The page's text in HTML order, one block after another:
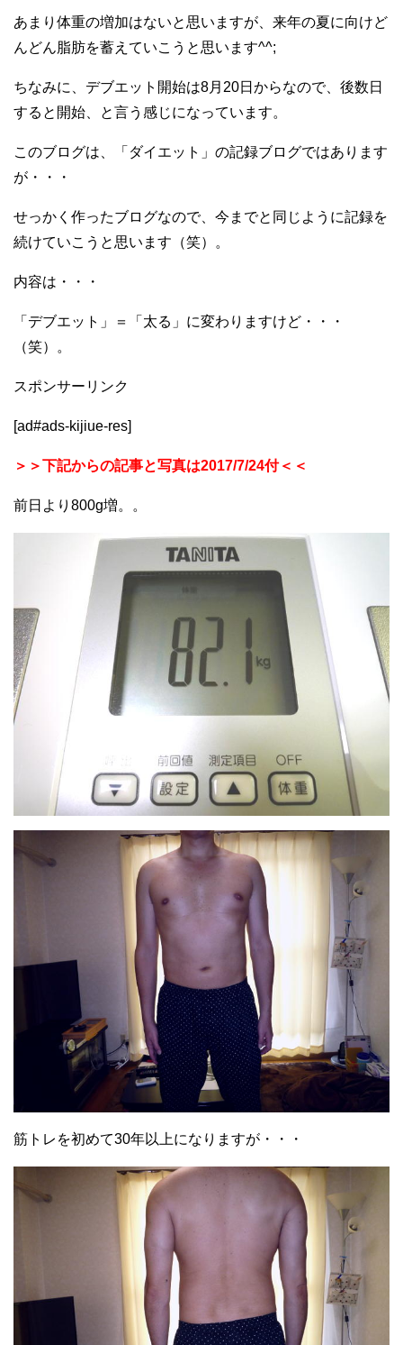
あまり体重の増加はないと思いますが、来年の夏に向けど
んどん脂肪を蓄えていこうと思います^^;
ちなみに、デブエット開始は8月20日からなので、後数日
すると開始、と言う感じになっています。
このブログは、「ダイエット」の記録ブログではあります
が・・・
せっかく作ったブログなので、今までと同じように記録を
続けていこうと思います（笑）。
内容は・・・
「デブエット」＝「太る」に変わりますけど・・・
（笑）。
スポンサーリンク
[ad#ads-kijiue-res]
＞＞下記からの記事と写真は2017/7/24付＜＜
前日より800g増。。
筋トレを初めて30年以上になりますが・・・